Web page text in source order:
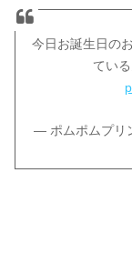
今日お誕生日の
てい
— ポムポムプリ